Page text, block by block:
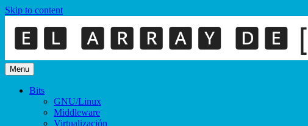
Skip to content
Menu
Bits
GNU/Linux
Middleware
Virtualización